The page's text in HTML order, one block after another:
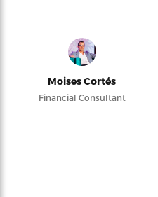
Moises Cortés
Financial Consultant